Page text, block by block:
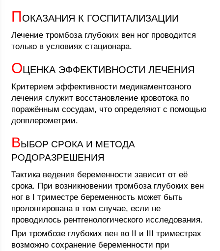
ПОКАЗАНИЯ К ГОСПИТАЛИЗАЦИИ
Лечение тромбоза глубоких вен ног проводится
только в условиях стационара.
ОЦЕНКА ЭФФЕКТИВНОСТИ ЛЕЧЕНИЯ
Критерием эффективности медикаментозного
лечения служит восстановление кровотока по
поражённым сосудам, что определяют с помощью
допплерометрии.
ВЫБОР СРОКА И МЕТОДА
РОДОРАЗРЕШЕНИЯ
Тактика ведения беременности зависит от её
срока. При возникновении тромбоза глубоких вен
ног в I триместре беременность может быть
пролонгирована в том случае, если не
проводилось рентгенологического исследования.
При тромбозе глубоких вен во II и III триместрах
возможно сохранение беременности при